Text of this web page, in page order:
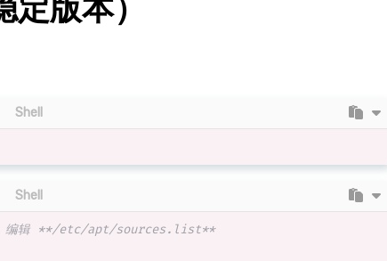
版本）
Shell
编辑 **/etc/apt/sources.list**
Shell